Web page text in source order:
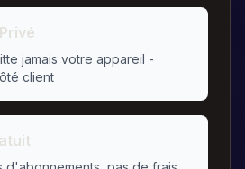
jamais votre appareil -
client